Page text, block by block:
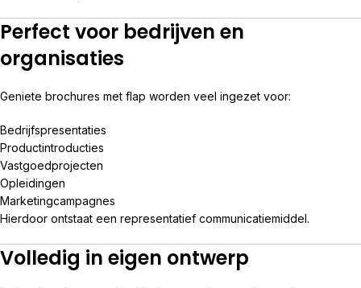
Perfect voor bedrijven en
organisaties
Geniete brochures met flap worden veel ingezet voor:
Bedrijfspresentaties
Productintroducties
Vastgoedprojecten
Opleidingen
Marketingcampagnes
Hierdoor ontstaat een representatief communicatiemiddel.
Volledig in eigen ontwerp